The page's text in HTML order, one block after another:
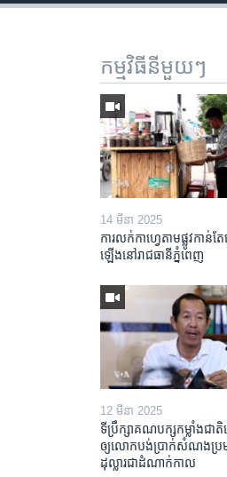
កម្មវិធី​នីមួយៗ
14 មីនា 2025
ការលក់​កាហ្វេ​តាម​ផ្លូវ​កាន់ត
ឡើង​នៅ​រាជធានី​ភ្នំពេញ
12 មីនា 2025
ទីប្រឹក្សា​គណបក្ស​កម្លាំង​ជាតិ​
ឲ្យ​លោក​បង់ប្រាក់​សំណង​ប្
ដុល្លារ​ជា​ដំណាក់កាល